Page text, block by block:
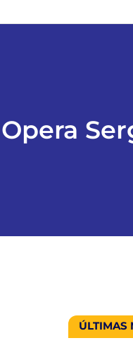
ÚLTIMAS